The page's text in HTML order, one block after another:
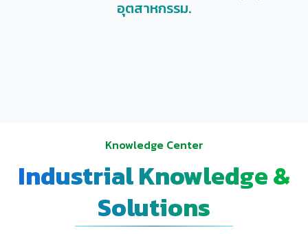
อุตสาหกรรม.
Knowledge Center
Industrial Knowledge &
Solutions